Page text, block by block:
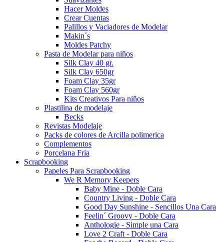
Hacer Moldes
Crear Cuentas
Palillos y Vaciadores de Modelar
Makin´s
Moldes Patchy
Pasta de Modelar para niños
Silk Clay 40 gr.
Silk Clay 650gr
Foam Clay 35gr
Foam Clay 560gr
Kits Creativos Para niños
Plastilina de modelaje
Becks
Revistas Modelaje
Packs de colores de Arcilla polimerica
Complementos
Porcelana Fria
Scrapbooking
Papeles Para Scrapbooking
We R Memory Keepers
Baby Mine - Doble Cara
Country Living - Doble Cara
Good Day Sunshine - Sencillos Una Cara
Feelin´ Groovy - Doble Cara
Anthologie - Simple una Cara
Love 2 Craft - Doble Cara